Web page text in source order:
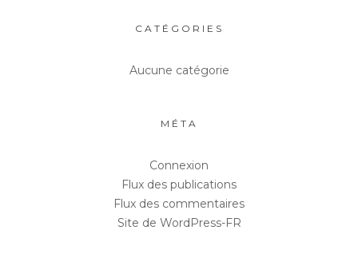
CATÉGORIES
Aucune catégorie
MÉTA
Connexion
Flux des publications
Flux des commentaires
Site de WordPress-FR